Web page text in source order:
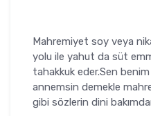
Mahremiyet soy veya
yolu ile yahut da süt
tahakkuk eder.Sen
annemsin demekle
gibi sözlerin dini